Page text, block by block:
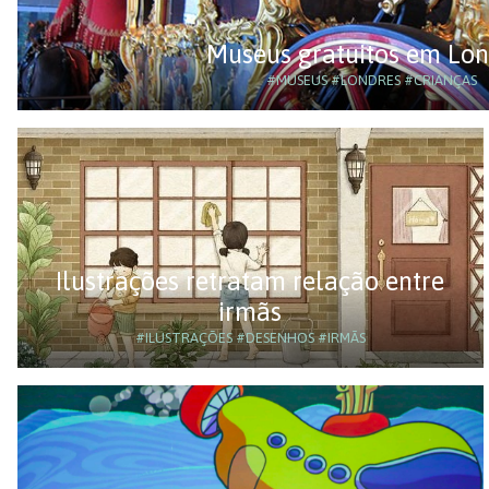
Museus gratuitos em
#MUSEUS#LONDRES#CRIANÇAS
Ilustrações retratam relação entre
irmãs
#ILUSTRAÇÕES#DESENHOS#IRMÃS